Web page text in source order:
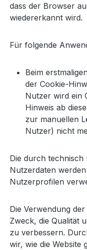
dass der Browser
wiedererkannt wird.
Für folgende
Beim
der Cookie-
Nutzer wird ein
Hinweis ab
zur manuellen
Nutzer) nicht
Die durch technisch
Nutzerdaten
Nutzerprofilen
Die Verwendung
Zweck, die Qualität
zu verbessern.
wir, wie die Website